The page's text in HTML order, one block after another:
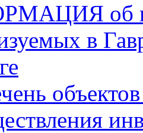
об
в